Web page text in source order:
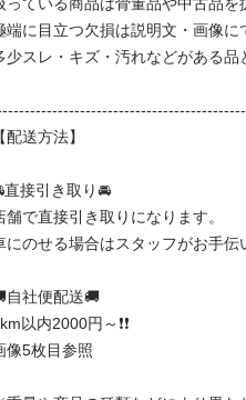
端に目立つ欠損は説明文・画像に
少スレ・キズ・汚れなどがある品
【配送方法】
直接引き取り🚘
舗で直接引き取りになります。
にのせる場合はスタッフがお手伝
自社便配送🚚
以内2000円～❗❗
像5枚目参照